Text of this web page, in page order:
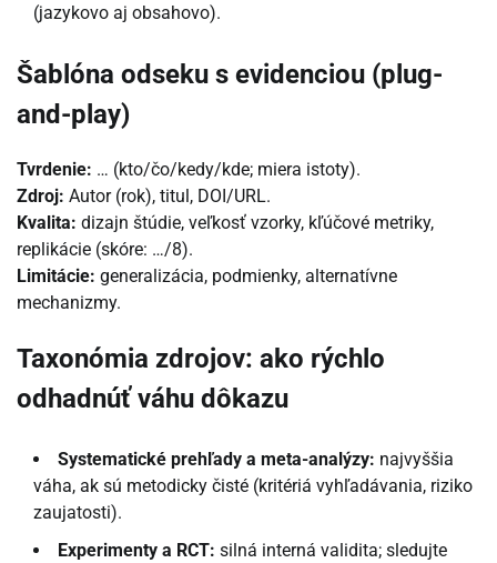
(jazykovo aj obsahovo).
Šablóna odseku s evidenciou (plug-
and-play)
Tvrdenie: … (kto/čo/kedy/kde; miera istoty).
Zdroj: Autor (rok), titul, DOI/URL.
Kvalita: dizajn štúdie, veľkosť vzorky, kľúčové metriky,
replikácie (skóre: …/8).
Limitácie: generalizácia, podmienky, alternatívne
mechanizmy.
Taxonómia zdrojov: ako rýchlo
odhadnúť váhu dôkazu
Systematické prehľady a meta-analýzy: najvyššia
váha, ak sú metodicky čisté (kritériá vyhľadávania, riziko
zaujatosti).
Experimenty a RCT: silná interná validita; sledujte